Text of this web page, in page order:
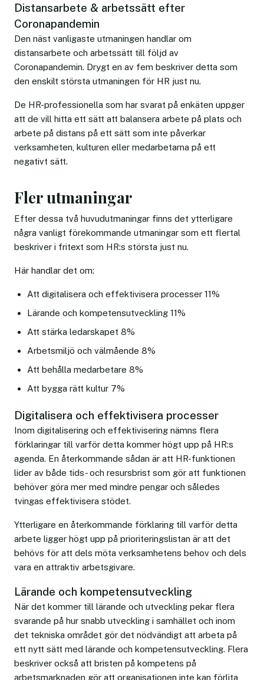
Distansarbete & arbetssätt efter
Coronapandemin
Den näst vanligaste utmaningen handlar om
distansarbete och arbetssätt till följd av
Coronapandemin. Drygt en av fem beskriver detta som
den enskilt största utmaningen för HR just nu.
De HR-professionella som har svarat på enkäten uppger
att de vill hitta ett sätt att balansera arbete på plats och
arbete på distans på ett sätt som inte påverkar
verksamheten, kulturen eller medarbetarna på ett
negativt sätt.
Fler utmaningar
Efter dessa två huvudutmaningar finns det ytterligare
några vanligt förekommande utmaningar som ett flertal
beskriver i fritext som HR:s största just nu.
Här handlar det om:
Att digitalisera och effektivisera processer 11%
Lärande och kompetensutveckling 11%
Att stärka ledarskapet 8%
Arbetsmiljö och välmående 8%
Att behålla medarbetare 8%
Att bygga rätt kultur 7%
Digitalisera och effektivisera processer
Inom digitalisering och effektivisering nämns flera
förklaringar till varför detta kommer högt upp på HR:s
agenda. En återkommande sådan är att HR-funktionen
lider av både tids- och resursbrist som gör att funktionen
behöver göra mer med mindre pengar och således
tvingas effektivisera stödet.
Ytterligare en återkommande förklaring till varför detta
arbete ligger högt upp på prioriteringslistan är att det
behövs för att dels möta verksamhetens behov och dels
vara en attraktiv arbetsgivare.
Lärande och kompetensutveckling
När det kommer till lärande och utveckling pekar flera
svarande på hur snabb utveckling i samhället och inom
det tekniska området gör det nödvändigt att arbeta på
ett nytt sätt med lärande och kompetensutveckling. Flera
beskriver också att bristen på kompetens på
arbetsmarknaden gör att organisationen inte kan förlita